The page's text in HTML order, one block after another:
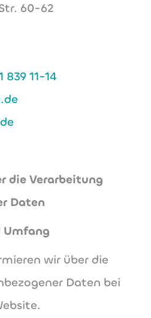
60-62
839 11-14
die Verarbeitung
Daten
Umfang
wir über die
Daten bei